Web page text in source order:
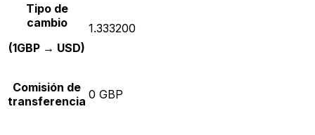
Tipo de
cambio
(1GBP → USD)
1.333200
Comisión de
transferencia 0 GBP